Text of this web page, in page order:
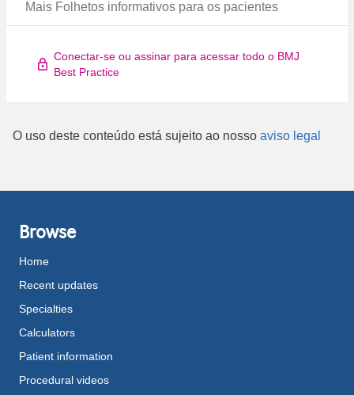
Mais Folhetos informativos para os pacientes
Conectar-se ou assinar para acessar todo o BMJ
Best Practice
O uso deste conteúdo está sujeito ao nosso aviso legal
Browse
Home
Recent updates
Specialties
Calculators
Patient information
Procedural videos